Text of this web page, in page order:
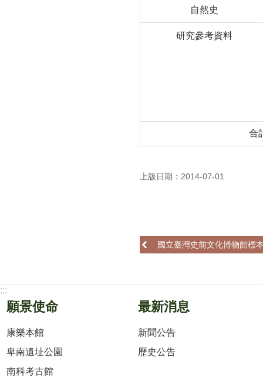
自然史
研究參考資料
合
上版日期：2014-07-01
國立臺灣史前文化博物館標
:::
願景使命
康樂本館
卑南遺址公園
南科考古館
最新消息
新聞公告
歷史公告